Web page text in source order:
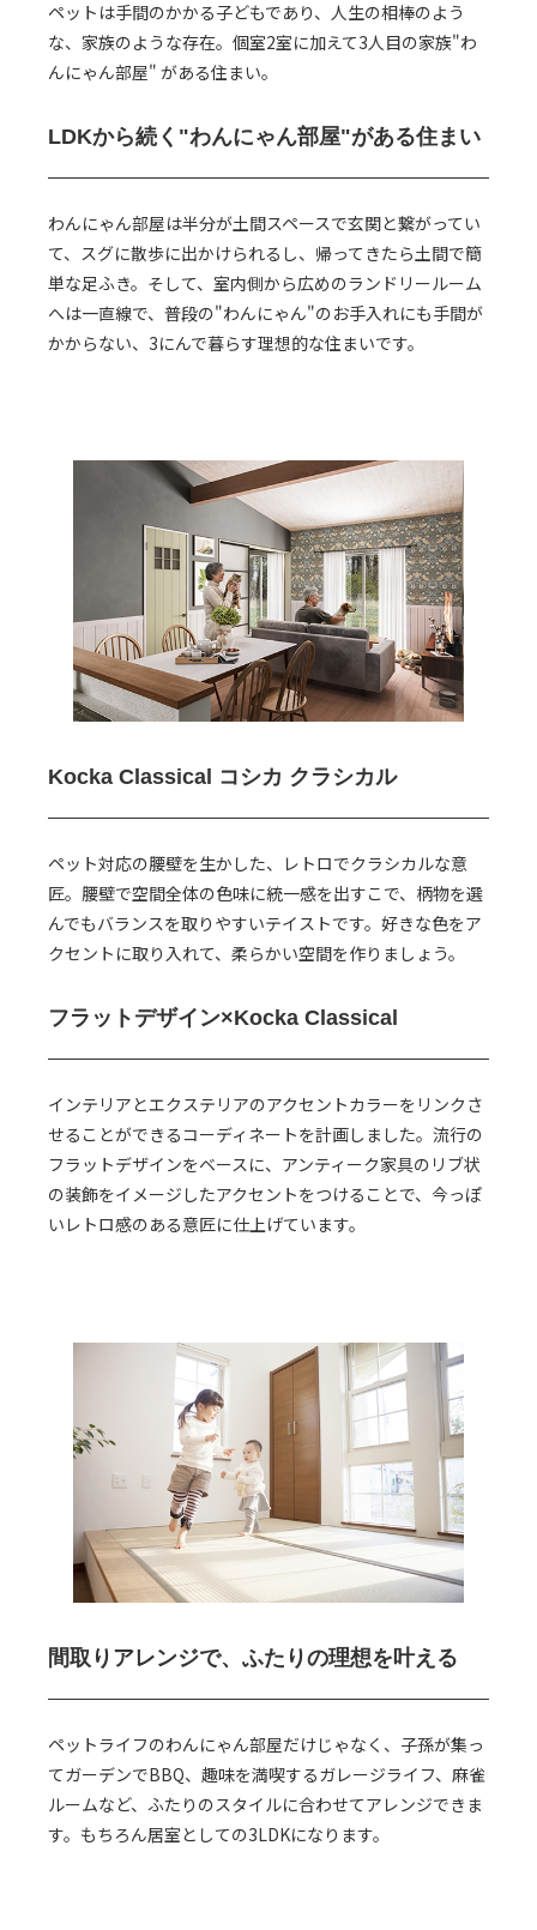
ペットは手間のかかる子どもであり、人生の相棒のよう
な、家族のような存在。個室2室に加えて3人目の家族"わ
んにゃん部屋" がある住まい。
LDKから続く "わんにゃん部屋"がある住まい
わんにゃん部屋は半分が土間スペースで玄関と繋がってい
て、スグに散歩に出かけられるし、帰ってきたら土間で簡
単な足ふき。そして、室内側から広めのランドリールーム
へは一直線で、普段の"わんにゃん"のお手入れにも手間が
かからない、3にんで暮らす理想的な住まいです。
Kocka Classical コシカ クラシカル
ペット対応の腰壁を生かした、レトロでクラシカルな意
匠。腰壁で空間全体の色味に統一感を出すこで、柄物を選
んでもバランスを取りやすいテイストです。好きな色をア
クセントに取り入れて、柔らかい空間を作りましょう。
フラットデザイン×Kocka Classical
インテリアとエクステリアのアクセントカラーをリンクさ
せることができるコーディネートを計画しました。流行の
フラットデザインをベースに、アンティーク家具のリブ状
の装飾をイメージしたアクセントをつけることで、今っぽ
いレトロ感のある意匠に仕上げています。
間取りアレンジで、ふたりの理想を叶える
ペットライフのわんにゃん部屋だけじゃなく、子孫が集っ
てガーデンでBBQ、趣味を満喫するガレージライフ、麻雀
ルームなど、ふたりのスタイルに合わせてアレンジできま
す。もちろん居室としての3LDKになります。